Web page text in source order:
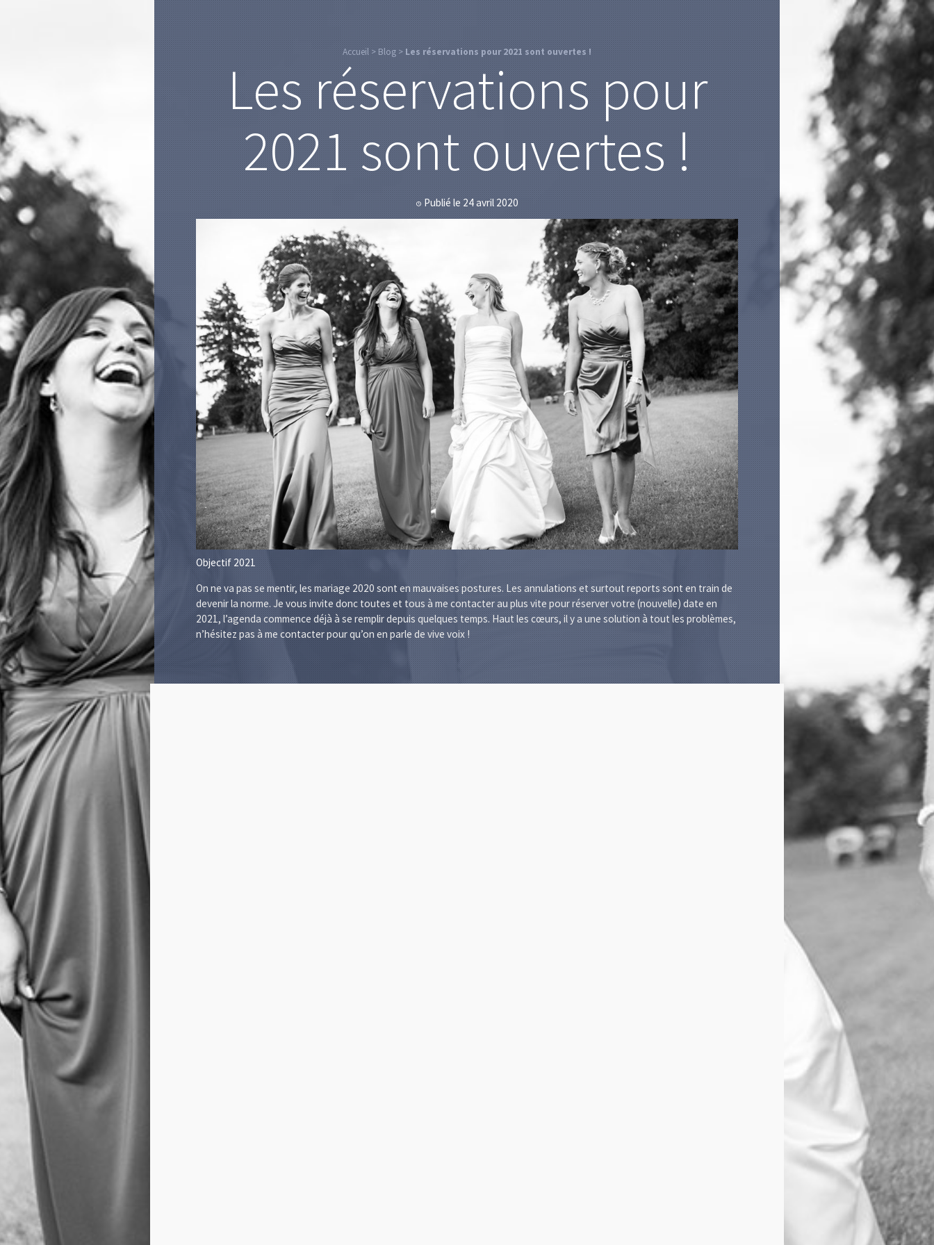
Accueil > Blog > Les réservations pour 2021 sont ouvertes !
Les réservations pour
2021 sont ouvertes !
🕔 Publié le 24 avril 2020
Objectif 2021
On ne va pas se mentir, les mariage 2020 sont en mauvaises postures. Les annulations et surtout reports sont en train de
devenir la norme. Je vous invite donc toutes et tous à me contacter au plus vite pour réserver votre (nouvelle) date en
2021, l’agenda commence déjà à se remplir depuis quelques temps. Haut les cœurs, il y a une solution à tout les problèmes,
n’hésitez pas à me contacter pour qu’on en parle de vive voix !